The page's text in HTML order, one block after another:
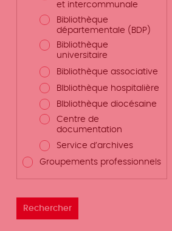
et intercommunale
Bibliothèque
départementale (BDP)
Bibliothèque
universitaire
Bibliothèque associative
BIbliothèque hospitalière
BIbliothèque diocésaine
Centre de
documentation
Service d’archives
Groupements professionnels